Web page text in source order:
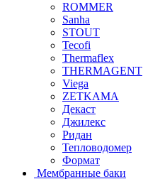
ROMMER
Sanha
STOUT
Tecofi
Thermaflex
THERMAGENT
Viega
ZETKAMA
Декаст
Джилекс
Ридан
Тепловодомер
Формат
Мембранные баки